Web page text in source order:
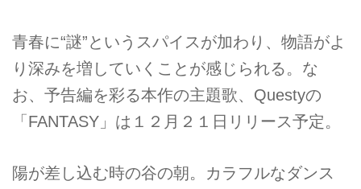
青春に“謎”というスパイスが加わり、物語がよ
り深みを増していくことが感じられる。な
お、予告編を彩る本作の主題歌、Questyの
「FANTASY」は１２月２１日リリース予定。
陽が差し込む時の谷の朝。カラフルなダンス